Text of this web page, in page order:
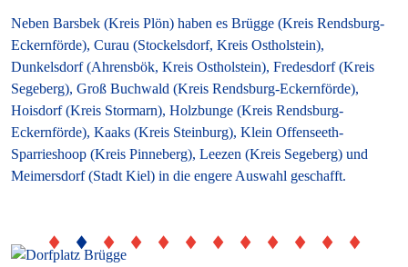
Neben Barsbek (Kreis Plön) haben es Brügge (Kreis Rendsburg-
Eckernförde), Curau (Stockelsdorf, Kreis Ostholstein),
Dunkelsdorf (Ahrensbök, Kreis Ostholstein), Fredesdorf (Kreis
Segeberg), Groß Buchwald (Kreis Rendsburg-Eckernförde),
Hoisdorf (Kreis Stormarn), Holzbunge (Kreis Rendsburg-
Eckernförde), Kaaks (Kreis Steinburg), Klein Offenseeth-
Sparrieshoop (Kreis Pinneberg), Leezen (Kreis Segeberg) und
Meimersdorf (Stadt Kiel) in die engere Auswahl geschafft.